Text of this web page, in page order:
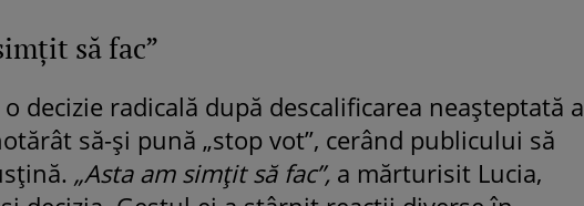
să fac”
decizie radicală după descalificarea neașteptată a
să-și pună „stop vot”, cerând publicului să
„Asta am simțit să fac”, a mărturisit Lucia,